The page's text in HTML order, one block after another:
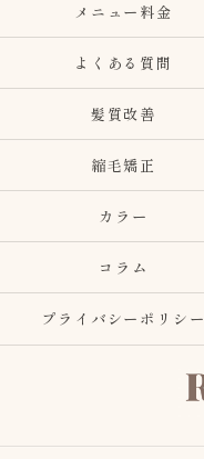
メニュー料金
よくある質問
髪質改善
縮毛矯正
カラー
コラム
プライバシーポリシー